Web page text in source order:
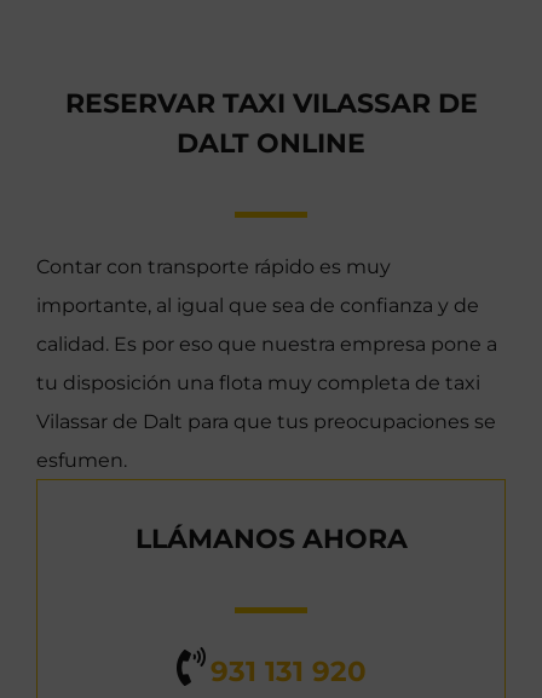
RESERVAR TAXI VILASSAR DE
DALT ONLINE
Contar con transporte rápido es muy
importante, al igual que sea de confianza y de
calidad. Es por eso que nuestra empresa pone a
tu disposición una flota muy completa de taxi
Vilassar de Dalt para que tus preocupaciones se
esfumen.
LLÁMANOS AHORA
931 131 920